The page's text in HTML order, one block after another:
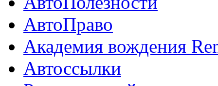
АвтоПраво
Академия вождения
Автоссылки